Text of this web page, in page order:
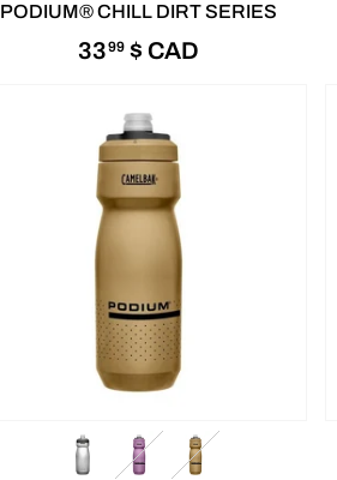
PODIUM® CHILL DIRT SERIES
3399 $ CAD